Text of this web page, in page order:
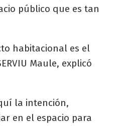
público que es tan
habitacional es el
Maule, explicó
la intención,
en el espacio para